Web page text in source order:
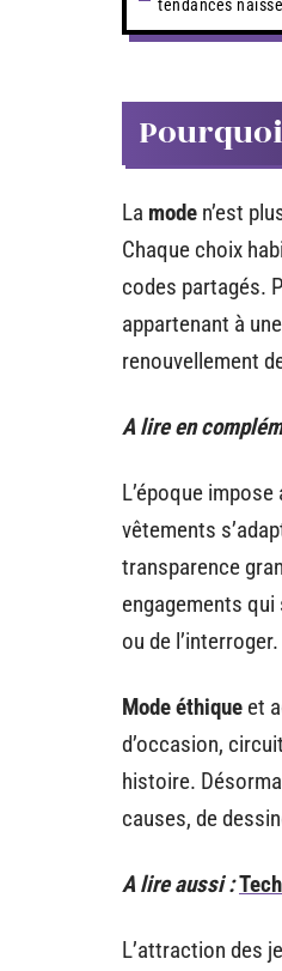
tendances
La mode n’est
Chaque choix
codes partagés.
appartenant à
renouvellement
A lire en
L’époque
vêtements
transparence
engagements qui
ou de l’interroger.
Mode éthique et
d’occasion,
histoire.
causes, de
A lire aussi :
L’attraction des